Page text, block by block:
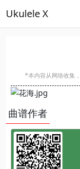
Ukulele X
*本内容从网络收集
曲谱作者